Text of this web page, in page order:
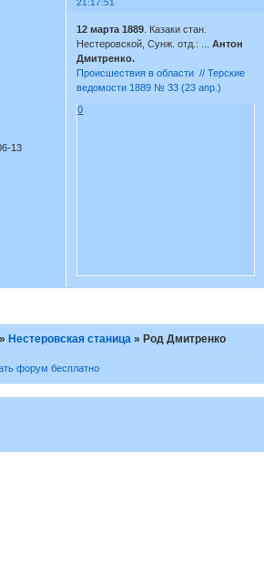
21:17:51
13
12 марта 1889 . Казаки стан.
Нестеровской, Сунж. отд.: ...Антон
Дмитренко.
Происшествия в области // Терские
ведомости 1889 № 33 (23 апр.)
0
» Нестеровская станица » Род Дмитренко
форум бесплатно